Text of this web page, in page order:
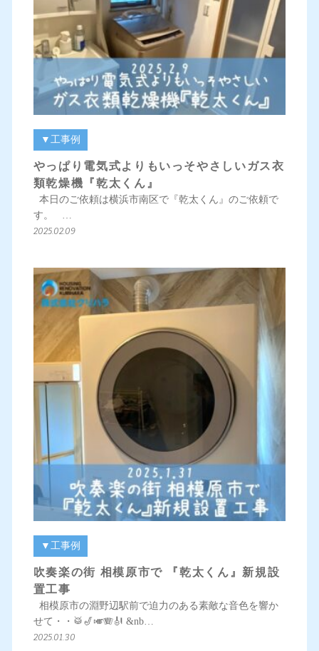
▼工事例
やっぱり電気式よりもいっそやさしいガス衣
類乾燥機『乾太くん』
本日のご依頼は横浜市南区で『乾太くん』のご依頼で
す。 …
2025.02.09
▼工事例
吹奏楽の街 相模原市で 『乾太くん』新規設
置工事
相模原市の淵野辺駅前で迫力のある素敵な音色を響か
せて・・🥁🎷🎺🪗🎻 &nb…
2025.01.30